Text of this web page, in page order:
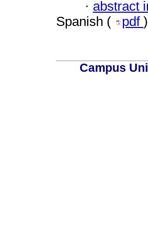
· abstract
Spanish (
pdf )
Campus